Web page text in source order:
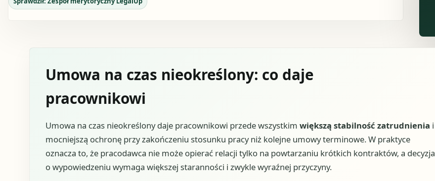
Umowa na czas nieokreślony: co daje
pracownikowi
Umowa na czas nieokreślony daje pracownikowi przede wszystkim większą stabilność zatrudnienia i
mocniejszą ochronę przy zakończeniu stosunku pracy niż kolejne umowy terminowe. W praktyce
oznacza to, że pracodawca nie może opierać relacji tylko na powtarzaniu krótkich kontraktów, a decyzja
o wypowiedzeniu wymaga większej staranności i zwykle wyraźnej przyczyny.